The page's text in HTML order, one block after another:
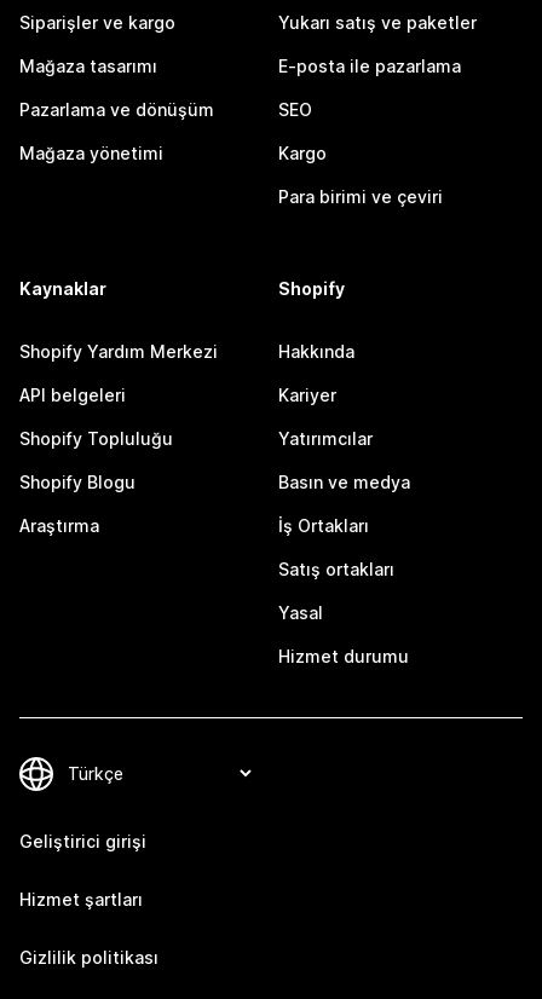
Siparişler ve kargo
Mağaza tasarımı
Pazarlama ve dönüşüm
Mağaza yönetimi
Yukarı satış ve paketler
E-posta ile pazarlama
SEO
Kargo
Para birimi ve çeviri
Kaynaklar
Shopify Yardım Merkezi
API belgeleri
Shopify Topluluğu
Shopify Blogu
Araştırma
Shopify
Hakkında
Kariyer
Yatırımcılar
Basın ve medya
İş Ortakları
Satış ortakları
Yasal
Hizmet durumu
Geliştirici girişi
Hizmet şartları
Gizlilik politikası